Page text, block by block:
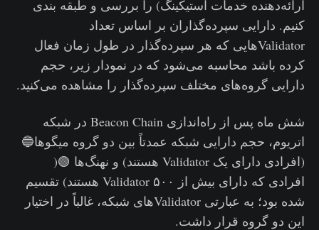
ارائه‌دهنده خدمات استیکینگ) را بررسی و طبقه بندی
کنیم. دارایی سپرده‌گذاران بر اساس تعداد
Validatorهایی که هر سپرده‌گذار در طول زمان فعال
کرده باشد محاسبه می‌شود که در نمودار زیر، حجم
دارایی گروه‌های مختلف سپرده‌گذار را مشاهده می‌کنید.
شش ماه پس از راه‌اندازی Beacon Chain در شبکه
اتریوم، حجم دارایی شبکه عمدتاً بین دو گروه میگوها🔵
(افرادی دارای یک Validator هستند) و نهنگ‌ها 🟢(
افرادی که دارای بیش از ۵۰۰ Validator هستند) تقسیم
شده بود؛ به عبارتی Validatorهای شبکه، غالباً در اختیار
این دو گروه قرار داشت.